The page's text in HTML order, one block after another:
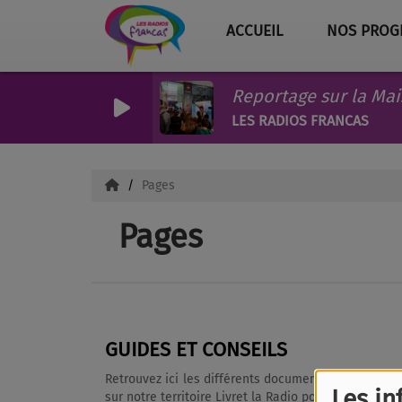
ACCUEIL NOS
Reportage sur la
LES RADIOS FRANCAS
Pages
Pages
GUIDES ET CONSEILS
Retrouvez ici les différents documents et liens pour
sur notre territoire Livret la Radio pour (s’)